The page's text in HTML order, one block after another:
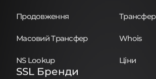
Продовження Трансфер
Масовий Трансфер Whois
NS Lookup Ціни
SSL Бренди